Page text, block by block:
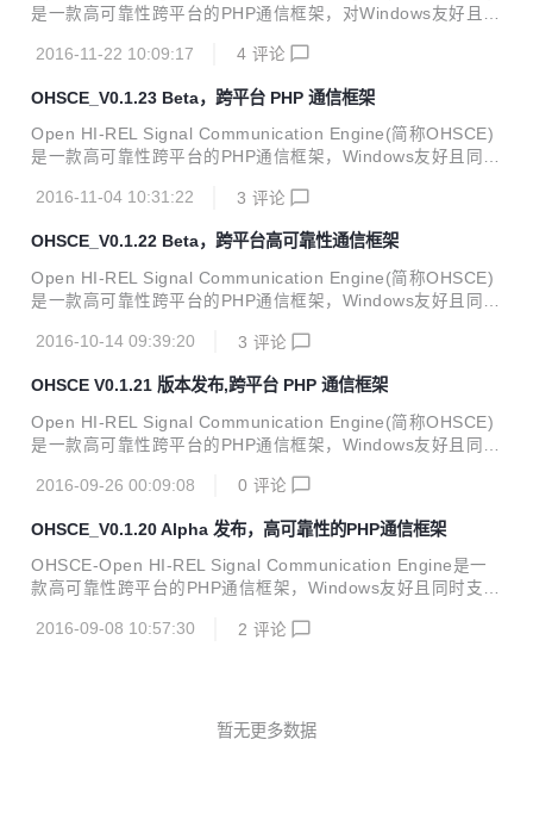
含以下函数集更新: 封装函数集: Ohsce_eng_serial_setspac
是一款高可靠性跨平台的PHP通信框架，对Windows友好且同
信，可轻松驾驭各种以太网应用和工业总线应用。OHSCE科
用于对可靠性和稳定性有较高要求的场景。如：物联网、工业
与自动化工程、智能化工程、可靠网络服务。 V0.1.24版本包
含以下函数集更新: 封装函数集: Ohsce_eng_serial_creat -
2016-11-22 10:09:17 4 评论
OHSCE_V0.1.23 Beta，跨平台 PHP 通信框架
Open HI-REL Signal Communication Engine(简称OHSCE)
是一款高可靠性跨平台的PHP通信框架，Windows友好且同时
信，可轻松驾驭各种以太网应用和工业总线应用。OHSCE科
用于对可靠性和稳定性有较高要求的场景。如：物联网、工业
与自动化工程、智能化工程、可靠网络服务。 从 V0.1.22_BE
TA更新开始逐渐向V0.2.X迁移。 V0.1.23版本包含以下函数集
2016-11-04 10:31:22 3 评论
OHSCE_V0.1.22 Beta，跨平台高可靠性通信框架
Open HI-REL Signal Communication Engine(简称OHSCE)
是一款高可靠性跨平台的PHP通信框架，Windows友好且同时
信，可轻松驾驭各种以太网应用和工业总线应用。OHSCE科
用于对可靠性和稳定性有较高要求的场景。如：物联网、工业
与自动化工程、智能化工程、可靠网络服务。 从 V0.1.22_BE
TA更新开始逐渐向V0.2.X迁移。 V0.1.22版本包含以下函数集
2016-10-14 09:39:20 3 评论
OHSCE V0.1.21 版本发布,跨平台 PHP 通信框架
Open HI-REL Signal Communication Engine(简称OHSCE)
是一款高可靠性跨平台的PHP通信框架，Windows友好且同时
信，可轻松驾驭各种以太网应用和工业总线应用。OHSCE科
用于对可靠性和稳定性有较高要求的场景。如：物联网、工业
与自动化工程、智能化工程、可靠网络服务。 V0.1.21_Beta
是OHSCE的第三个预览版第一个测试版，我们保证接下来的
函数集更新: 基...
2016-09-26 00:09:08 0 评论
OHSCE_V0.1.20 Alpha 发布，高可靠性的PHP通信框架
OHSCE-Open HI-REL Signal Communication Engine是一
款高可靠性跨平台的PHP通信框架，Windows友好且同时支持
单内存通信与数据暂存，可轻松驾驭各种以太网应用和工业总
服务。 OHSCE将多个原本属于Linux的特性移植到WINDOW
2016-09-08 10:57:30 2 评论
暂无更多数据